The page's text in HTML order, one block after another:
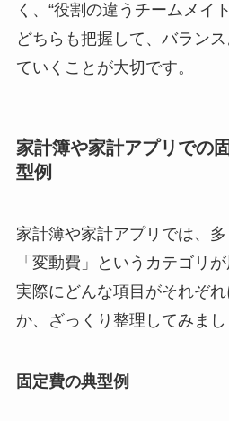
く、“役割の違うチームメイ
どちらも把握して、バラン
ていくことが大切です。
家計簿や家計アプリでの
型例
家計簿や家計アプリでは、多
「変動費」というカテゴリ
実際にどんな項目がそれぞ
か、ざっくり整理してみまし
固定費の典型例